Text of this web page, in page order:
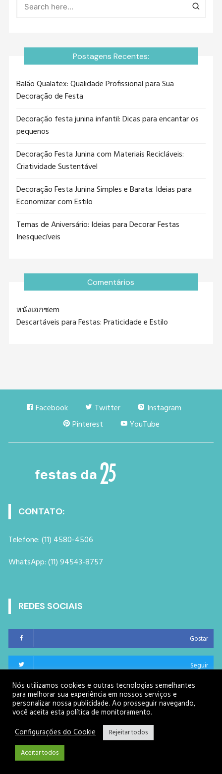
Postagens Recentes:
Balão Qualatex: Qualidade Profissional para Sua
Decoração de Festa
Decoração festa junina infantil: Dicas para encantar os
pequenos
Decoração Festa Junina com Materiais Recicláveis:
Criatividade Sustentável
Decoração Festa Junina Simples e Barata: Ideias para
Economizar com Estilo
Temas de Aniversário: Ideias para Decorar Festas
Inesquecíveis
Comentários
หนังเอกซem
Descartáveis para Festas: Praticidade e Estilo
Facebook Twitter
Instagram
Pinterest
YouTube
CONTATO:
Telefone: (11) 4580-4506
WhatsApp: (11) 94543-8757
REDES SOCIAIS
Gostar
Seguir
Nós utilizamos cookies e outras tecnologias semelhantes
para melhorar sua experiência em nossos serviços e
personalizar nossa publicidade. Ao prosseguir navegando,
você aceita esta política de monitoramento.
Configurações do Cookie
Rejeitar todos
Aceitar todos